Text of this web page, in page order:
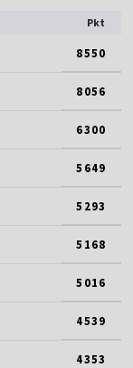
Pkt
8550
8056
6300
5649
5293
5168
5016
4539
4353